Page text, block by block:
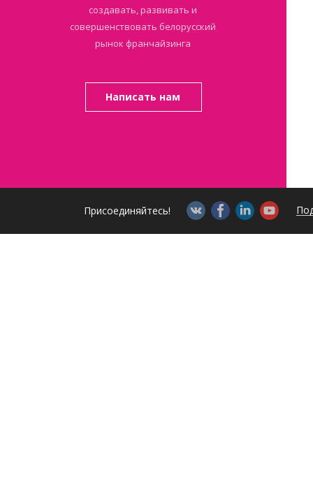
создавать, развивать и
совершенствовать белорусский
рынок франчайзинга
Написать нам
Присоединяйтесь!